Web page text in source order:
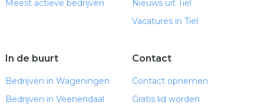
Meest actieve bedrijven
Nieuws uit Tiel
Vacatures in Tiel
In de buurt
Bedrijven in Wageningen
Bedrijven in Veenendaal
Contact
Contact opnemen
Gratis lid worden